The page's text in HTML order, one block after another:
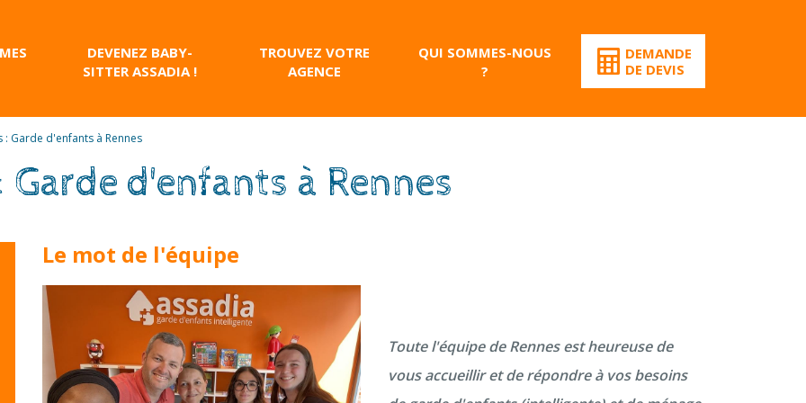
DEVENEZ BABY-
SITTER ASSADIA !
TROUVEZ VOTRE
AGENCE
QUI SOMMES-NOUS
?
DEMANDE
DE DEVIS
: Garde d'enfants à Rennes
Garde d'enfants à Rennes
Le mot de l'équipe
Toute l'équipe de Rennes est heureuse de
vous accueillir et de répondre à vos besoins